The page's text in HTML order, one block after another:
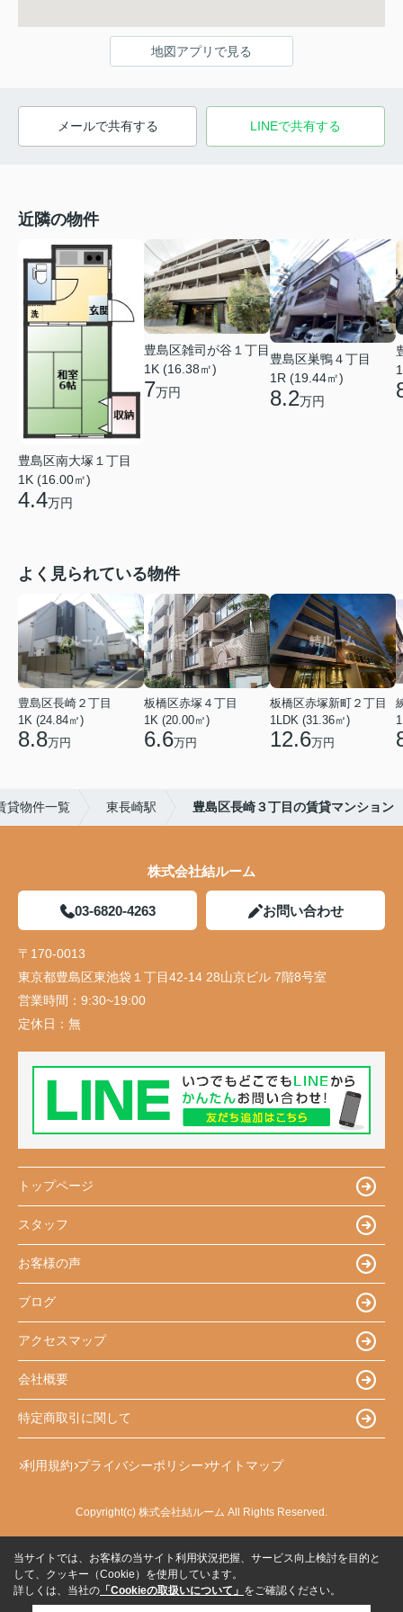
地図アプリで見る
メールで共有する LINEで共有する
近隣の物件
豊島区南大塚１丁目
1K (16.00㎡)
4.4万円
豊島区雑司が谷１丁目
1K (16.38㎡)
7万円
豊島区巣鴨４丁目
1R (19.44㎡)
8.2万円
よく見られている物件
豊島区長崎２丁目
1K (24.84㎡)
8.8万円
板橋区赤塚４丁目
1K (20.00㎡)
6.6万円
板橋区赤塚新町２丁目
1LDK (31.36㎡)
12.6万円
貸物件一覧 東長崎駅 豊島区長崎３丁目の賃貸マンション
株式会社結ルーム
03-6820-4263 お問い合わせ
〒170-0013
東京都豊島区東池袋１丁目42-14 28山京ビル 7階8号室
営業時間： 9:30~19:00
定休日： 無
トップページ
スタッフ
お客様の声
ブログ
アクセスマップ
会社概要
特定商取引に関して
利用規約 プライバシーポリシー サイトマップ
Copyright(c) 株式会社結ルーム All Rights Reserved.
当サイトでは、お客様の当サイト利用状況把握、サービス向上検討を目的と
して、クッキー（Cookie）を使用しています。
詳しくは、当社の 「Cookieの取扱いについて」 をご確認ください。